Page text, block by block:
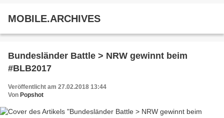
MOBILE.ARCHIVES
Bundesländer Battle > NRW gewinnt beim
#BLB2017
Veröffentlicht am 27.02.2018 13:44
Von Popshot